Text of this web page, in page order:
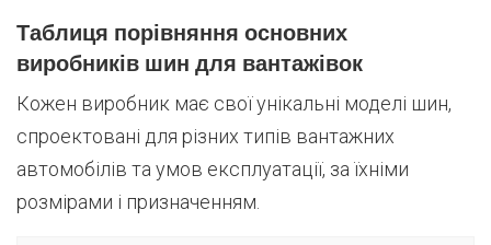
Таблиця порівняння основних
виробників шин для вантажівок
Кожен виробник має свої унікальні моделі шин,
спроектовані для різних типів вантажних
автомобілів та умов експлуатації, за їхніми
розмірами і призначенням.